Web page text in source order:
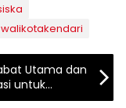
walikotakendari
Utama dan
untuk